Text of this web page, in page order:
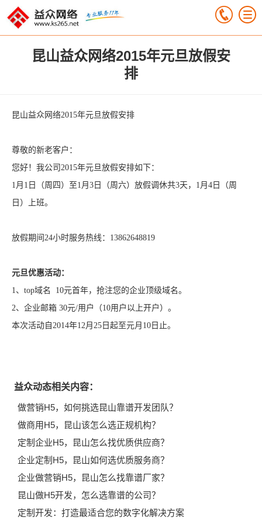
昆山益众网络2015年元旦放假安
排
昆山益众网络2015年元旦放假安排
尊敬的新老客户：
您好！我公司2015年元旦放假安排如下：
1月1日（周四）至1月3日（周六）放假调休共3天，1月4日（周
日）上班。
放假期间24小时服务热线：13862648819
元旦优惠活动：
1、top域名 10元首年，抢注您的企业顶级域名。
2、企业邮箱 30元/用户（10用户以上开户）。
本次活动自2014年12月25日起至元月10日止。
益众动态相关内容：
做营销H5，如何挑选昆山靠谱开发团队？
做商用H5，昆山该怎么选正规机构？
定制企业H5，昆山怎么找优质供应商？
企业定制H5，昆山如何选优质服务商？
企业做营销H5，昆山怎么找靠谱厂家？
昆山做H5开发，怎么选靠谱的公司？
定制开发：打造最适合您的数字化解决方案